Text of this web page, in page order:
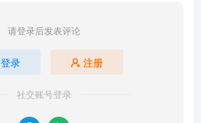
请登录后发表评论
登录 注册
社交账号登录